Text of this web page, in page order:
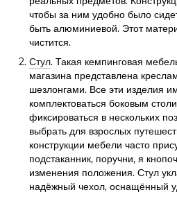
чтобы за ним удобно было
быть алюминиевой. Этот
чистится.
Стул. Такая кемпинговая
магазина представлена
шезлонгами. Все эти изделия
комплектоваться боковым
фиксироваться в нескольких
выбрать для взрослых
конструкции мебели часто
подстаканник, поручни, я
изменения положения. Стул
надёжный чехол, оснащённый